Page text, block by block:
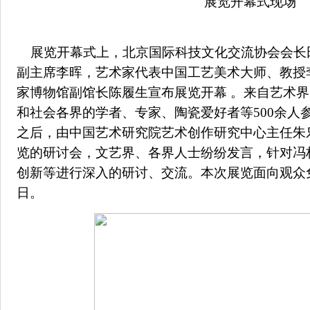
展览开幕式上，北京国际科技文化交流协会会
副主席李晖，艺术家代表中国工艺美术大师、教
家博物馆副馆长陈履生宣布展览开幕 。来自艺术
和社会各界的学者、专家、陶瓷爱好者等500余人
之后，由中国艺术研究院艺术创作研究中心主任
览的研讨会，文艺界、各界人士纷纷发言，针对
创新等进行深入的研讨、交流。本次展览面向观
日。